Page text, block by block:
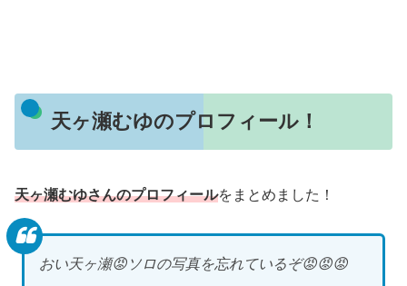
天ヶ瀬むゆのプロフィール！
天ヶ瀬むゆさんのプロフィールをまとめました！
おい天ヶ瀬😡ソロの写真を忘れているぞ😡😡😡